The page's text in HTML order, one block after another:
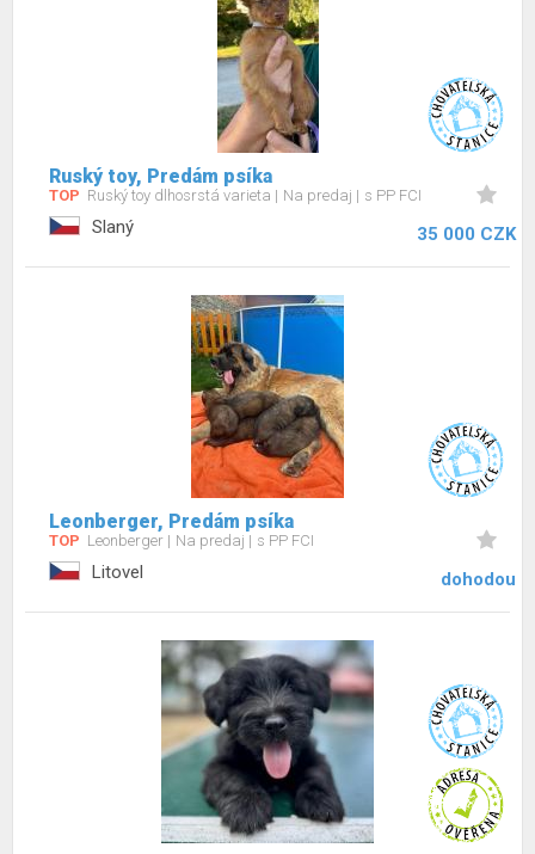
Ruský toy, Predám psíka
TOP Ruský toy dlhosrstá varieta Na predaj s PP FCI
Slaný 35 000 CZK
Leonberger, Predám psíka
TOP Leonberger Na predaj s PP FCI
Litovel dohodou